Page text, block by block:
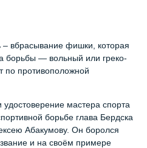
– вбрасывание фишки, которая
борьбы — вольный или греко-
по противоположной
мастера спорта
борьбе глава Бердска
Абакумову. Он боролся
и на своём примере